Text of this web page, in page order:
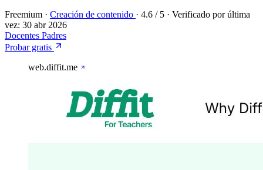
Freemium · Creación de contenido · 4.6 / 5 · Verificado por última
vez: 30 abr 2026
Docentes Padres
Probar gratis
web.diffit.me